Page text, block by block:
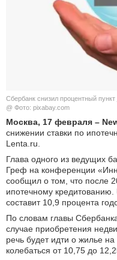
Сбербанк снизил процентный пункт
@ Фото: pixabay.com
Москва, 17 февраля –
снижении ставки по
Lenta.ru.
Глава одного из ведущих
Греф на конференции
сообщил о том, что после
ипотечному
составит 10,9 процента
По словам главы
случае приобретения
речь будет идти о жилье
колебаться от 10,75 до